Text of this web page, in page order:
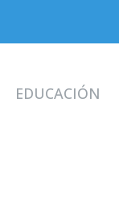
EDUCACIÓN